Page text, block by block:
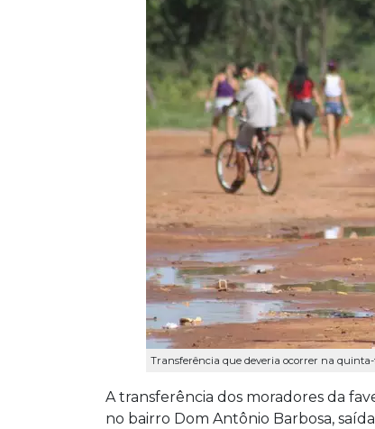
Transferência que deveria ocorrer na
A transferência dos moradores da
no bairro Dom Antônio Barbosa,